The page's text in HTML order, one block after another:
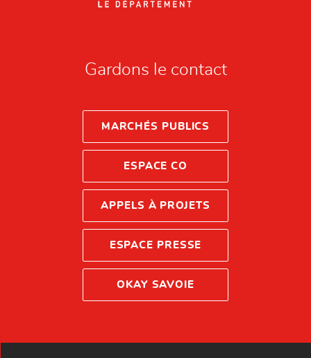
Gardons le contact
MARCHÉS PUBLICS
ESPACE CO
APPELS À PROJETS
ESPACE PRESSE
OKAY SAVOIE